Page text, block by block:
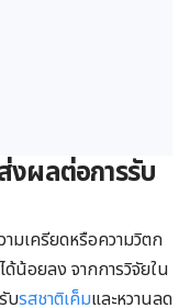
งผลต่อการรับ
มเครียดหรือความวิตก
ด้น้อยลง จากการวิจัยใน
บรสชาติเค็มและหวานลด